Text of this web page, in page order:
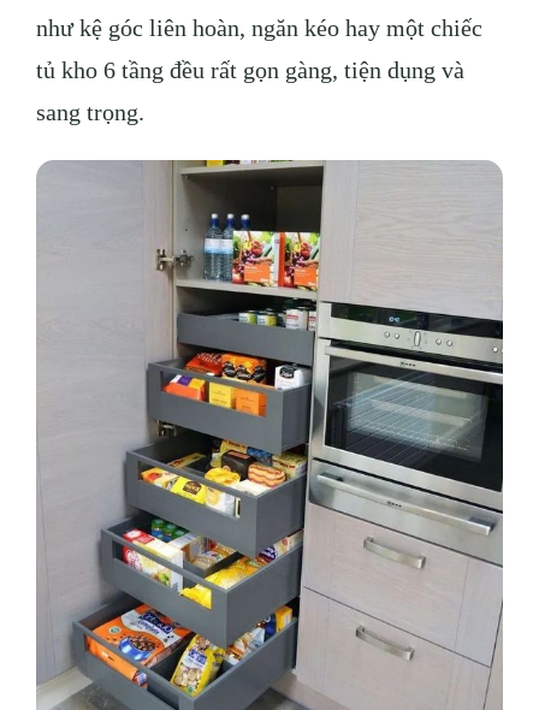
như kệ góc liên hoàn, ngăn kéo hay một chiếc
tủ kho 6 tầng đều rất gọn gàng, tiện dụng và
sang trọng.